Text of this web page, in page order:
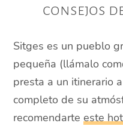
consejos
Sitges es un pueblo
pequeña (llámalo
presta a un itinerario
completo de su
recomendarteeste